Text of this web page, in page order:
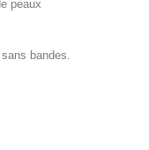
peaux
bandes.